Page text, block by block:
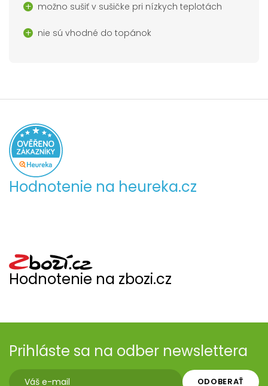
možno sušiť v sušičke pri nízkych teplotách
nie sú vhodné do topánok
Hodnotenie na heureka.cz
Hodnotenie na zbozi.cz
Prihláste sa na odber newslettera
ODOBERAŤ